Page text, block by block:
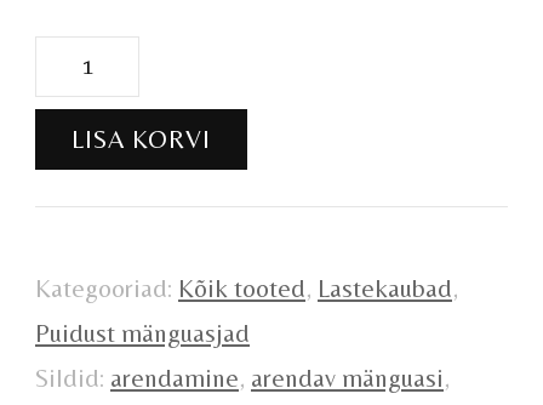
Puidust
ladumismäng
kogus
LISA KORVI
Kategooriad: Kõik tooted, Lastekaubad,
Puidust mänguasjad
Sildid: arendamine, arendav mänguasi,